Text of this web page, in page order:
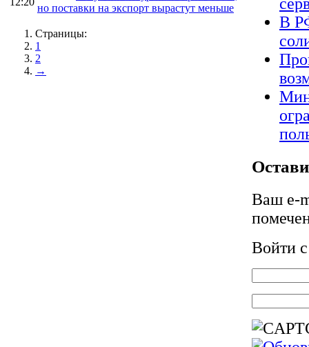
но поставки на экспорт вырастут меньше
Страницы:
1
2
→
В
Ваш e-
Войти